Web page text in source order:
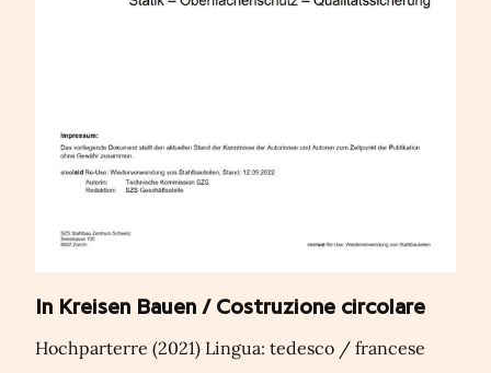
In Kreisen Bauen / Costruzione circolare
Hochparterre (2021) Lingua: tedesco / francese